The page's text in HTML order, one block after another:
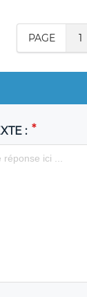
PAGE 1
: